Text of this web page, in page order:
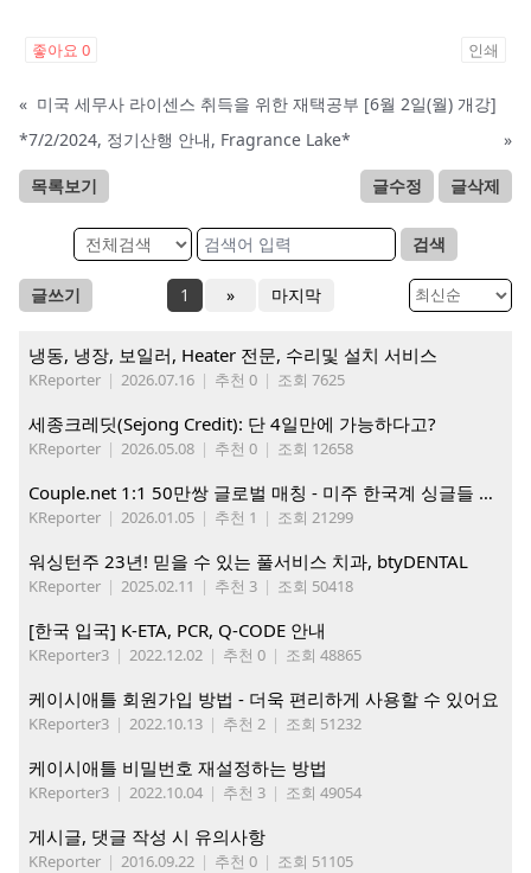
좋아요 0 인쇄
« 미국 세무사 라이센스 취득을 위한 재택공부 [6월 2일(월) 개강]
*7/2/2024, 정기산행 안내, Fragrance Lake*
»
목록보기 글수정 글삭제
검색
글쓰기 1 » 마지막
냉동, 냉장, 보일러, Heater 전문, 수리및 설치 서비스
KReporter | 2026.07.16 | 추천 0 | 조회 7625
세종크레딧(Sejong Credit): 단 4일만에 가능하다고?
KReporter | 2026.05.08 | 추천 0 | 조회 12658
Couple.net 1:1 50만쌍 글로벌 매칭 - 미주 한국계 싱글들 모이세요
KReporter | 2026.01.05 | 추천 1 | 조회 21299
워싱턴주 23년! 믿을 수 있는 풀서비스 치과, btyDENTAL
KReporter | 2025.02.11 | 추천 3 | 조회 50418
[한국 입국] K-ETA, PCR, Q-CODE 안내
KReporter3 | 2022.12.02 | 추천 0 | 조회 48865
케이시애틀 회원가입 방법 - 더욱 편리하게 사용할 수 있어요
KReporter3 | 2022.10.13 | 추천 2 | 조회 51232
케이시애틀 비밀번호 재설정하는 방법
KReporter3 | 2022.10.04 | 추천 3 | 조회 49054
게시글, 댓글 작성 시 유의사항
KReporter | 2016.09.22 | 추천 0 | 조회 51105